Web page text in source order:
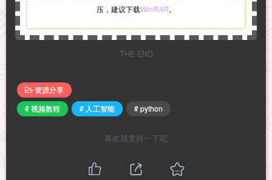
压，建议下载WinRAR。
THE END
资源分享
# 视频教程
# 人工智能 # python
喜欢就支持一下吧